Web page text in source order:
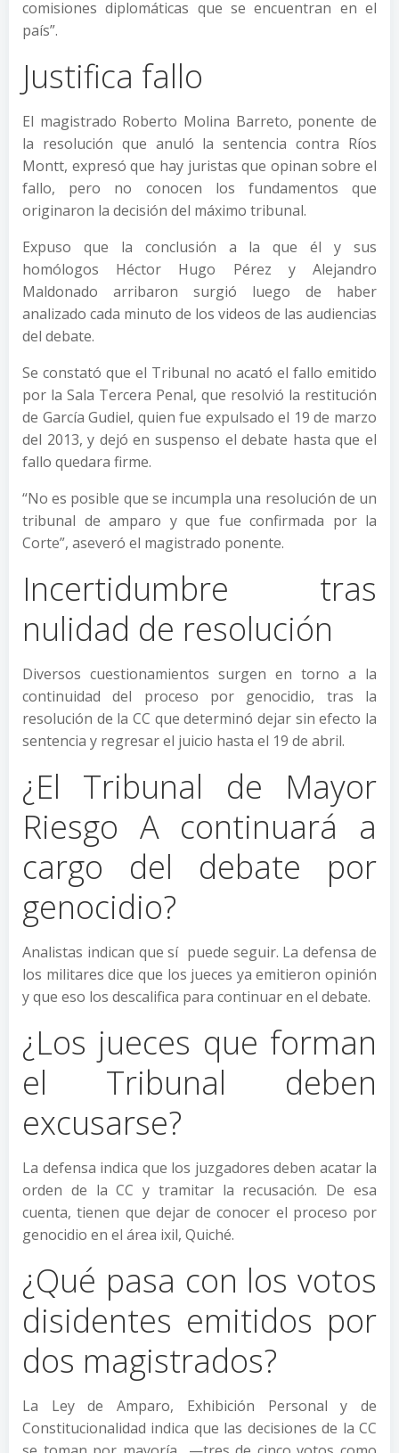
comisiones diplomáticas que se encuentran en el
país”.
Justifica fallo
El magistrado Roberto Molina Barreto, ponente de
la resolución que anuló la sentencia contra Ríos
Montt, expresó que hay juristas que opinan sobre el
fallo, pero no conocen los fundamentos que
originaron la decisión del máximo tribunal.
Expuso que la conclusión a la que él y sus
homólogos Héctor Hugo Pérez y Alejandro
Maldonado arribaron surgió luego de haber
analizado cada minuto de los videos de las audiencias
del debate.
Se constató que el Tribunal no acató el fallo emitido
por la Sala Tercera Penal, que resolvió la restitución
de García Gudiel, quien fue expulsado el 19 de marzo
del 2013, y dejó en suspenso el debate hasta que el
fallo quedara firme.
“No es posible que se incumpla una resolución de un
tribunal de amparo y que fue confirmada por la
Corte”, aseveró el magistrado ponente.
Incertidumbre tras
nulidad de resolución
Diversos cuestionamientos surgen en torno a la
continuidad del proceso por genocidio, tras la
resolución de la CC que determinó dejar sin efecto la
sentencia y regresar el juicio hasta el 19 de abril.
¿El Tribunal de Mayor
Riesgo A continuará a
cargo del debate por
genocidio?
Analistas indican que sí puede seguir. La defensa de
los militares dice que los jueces ya emitieron opinión
y que eso los descalifica para continuar en el debate.
¿Los jueces que forman
el Tribunal deben
excusarse?
La defensa indica que los juzgadores deben acatar la
orden de la CC y tramitar la recusación. De esa
cuenta, tienen que dejar de conocer el proceso por
genocidio en el área ixil, Quiché.
¿Qué pasa con los votos
disidentes emitidos por
dos magistrados?
La Ley de Amparo, Exhibición Personal y de
Constitucionalidad indica que las decisiones de la CC